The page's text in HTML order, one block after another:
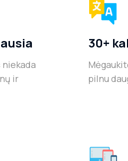
ir
30+
pilnu